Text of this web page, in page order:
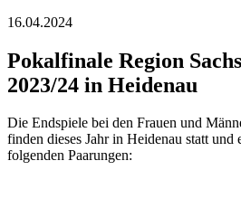
16.04.2024
Pokalfinale Region
2023/24 in Heidenau
Die Endspiele bei den Frauen und
finden dieses Jahr in Heidenau statt und
folgenden Paarungen: